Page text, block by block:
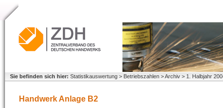
Sie befinden sich hier: Statistikauswertung > Betriebszahlen > Archiv > 1. Halbjahr
Handwerk Anlage B2